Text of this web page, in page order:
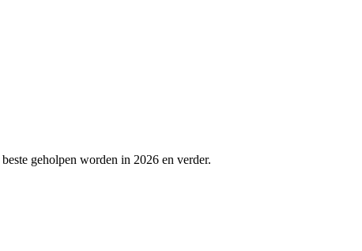
geholpen worden in 2026 en verder.